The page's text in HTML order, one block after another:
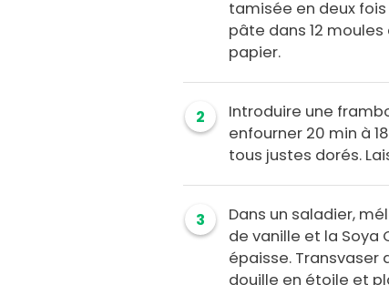
tamisée en deux
pâte dans 12
papier.
2
Introduire une
enfourner 20 min à
tous justes dorés.
3
Dans un saladier,
de vanille et la Soya
épaisse. Transvaser
douille en étoile et